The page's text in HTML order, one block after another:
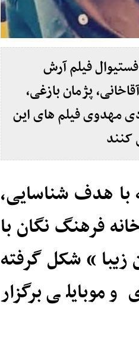
فیلم آرش
پژمان بازغی،
مهدوی فیلم های این
کنند
با هدف شناسایی،
فرهنگ نگان با
زیبا » شکل گرفته
برگزار